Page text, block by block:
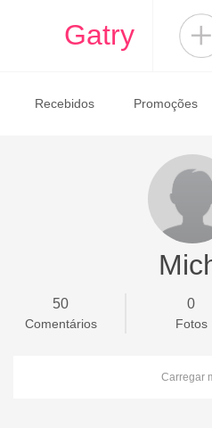
Gatry
Recebidos Promoções
50
Comentários
0
Fotos
Carregar